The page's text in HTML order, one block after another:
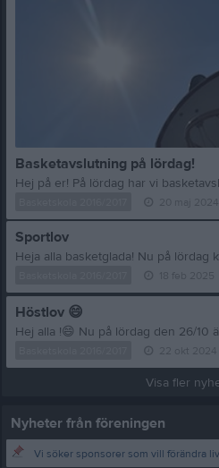
Basketavslutning på lördag!
Sportlov
Höstlov 😄
Hej alla !😄 Nu på lördag den 26/10 är hallen i steningehöjden bokad, så vi ställer in den träningen. Veckan som kommer är de höstlov för
Visa fler
Nyheter från föreningen
Vi söker sponsorer som vill förändra